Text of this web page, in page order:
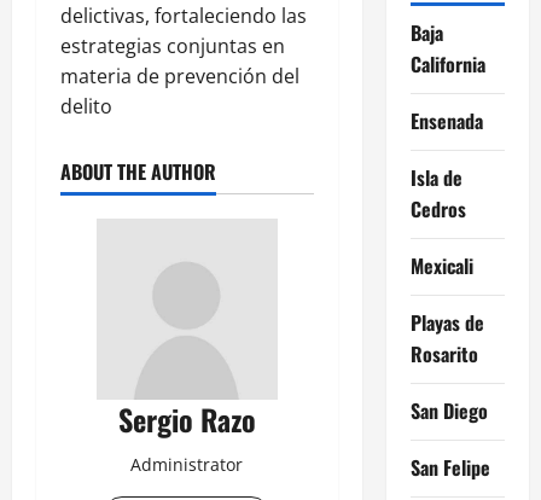
delictivas, fortaleciendo las
estrategias conjuntas en
materia de prevención del
delito
ABOUT THE AUTHOR
Sergio Razo
Administrator
Baja
California
Ensenada
Isla de
Cedros
Mexicali
Playas de
Rosarito
San Diego
San Felipe